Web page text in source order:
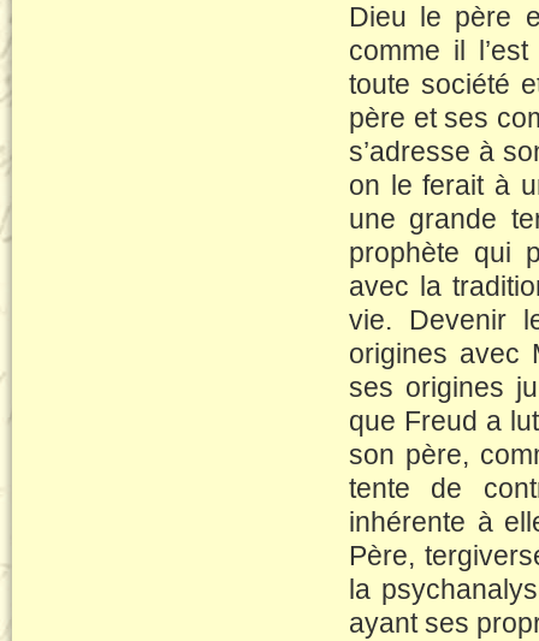
Dieu le père
comme il
toute société
père et ses
s’adresse à
on le ferait à
une grande
prophète qui
avec la
vie. Devenir
origines avec
ses origines
que Freud a
son père,
tente de
inhérente à
Père,
la
ayant ses